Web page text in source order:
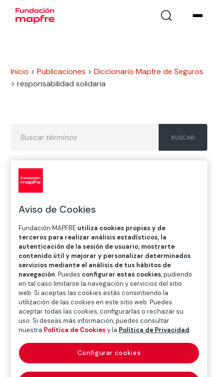
Inicio >Publicaciones >Diccionario Mapfre de Seguros
>responsabilidad solidaria
A
H
J K
O
P Q R S
U
V
W X Y Z
Diccionario de seguros
responsabilidad
solidaria (joint and
several liabiliy)
Aviso de Cookies
Fundación MAPFRE utiliza cookies propias y de
terceros para realizar análisis estadísticos, la
autenticación de la sesión de usuario, mostrarte
contenido útil y mejorar y personalizar determinados
servicios mediante el análisis de tus hábitos de
navegación. Puedes configurar estas cookies, pudiendo
en tal caso limitarse la navegación y servicios del sitio
web. Si aceptas las cookies estás consintiendo la
utilización de las cookies en este sitio web. Puedes
aceptar todas las cookies, configurarlas o rechazar su
uso. Si deseas más información, puedes consultar
nuestra Política de Cookiesy la Política de Privacidad.
Configurar cookies